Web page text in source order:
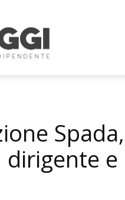
dirigente